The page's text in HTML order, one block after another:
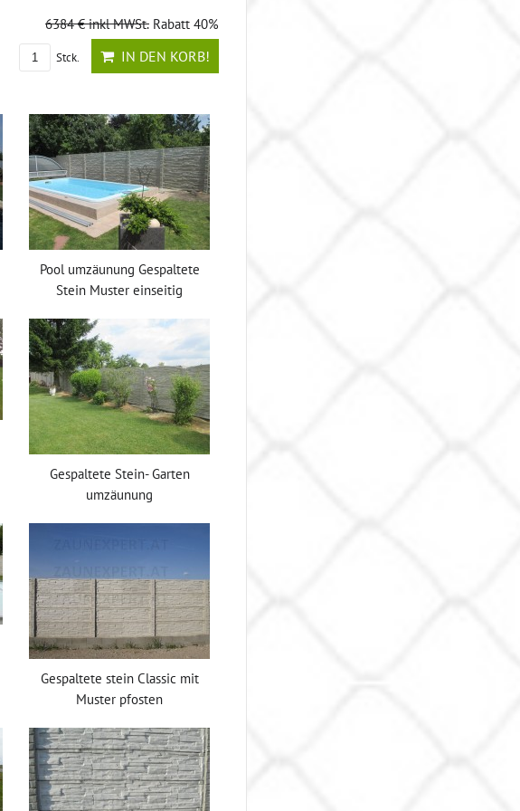
6384 €inkl MWSt. Rabatt 40%
Stck. IN DEN KORB!
Pool umzäunung Gespaltete
Stein Muster einseitig
Gespaltete Stein- Garten
umzäunung
Gespaltete stein Classic mit
Muster pfosten